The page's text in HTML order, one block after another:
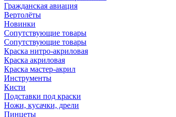
Гражданская авиация
Вертолёты
Новинки
Сопутствующие товары
Сопутствующие товары
Краска нитро-акриловая
Краска акриловая
Краска мастер-акрил
Инструменты
Кисти
Подставки под краски
Ножи, кусачки, дрели
Пинцеты